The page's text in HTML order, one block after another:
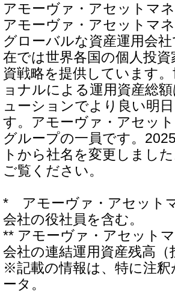
アモーヴァ・アセットマ
アモーヴァ・アセットマ
グローバルな資産運用会
在では世界各国の個人投
資戦略を提供しています
ョナルによる運用資産総
ューションでより良い明
す。アモーヴァ・アセッ
グループの一員です。
トから社名を変更しまし
ご覧ください。
* アモーヴァ・アセット
会社の役社員を含む。
** アモーヴァ・アセット
会社の連結運用資産残高
※記載の情報は、特に注
ータ。